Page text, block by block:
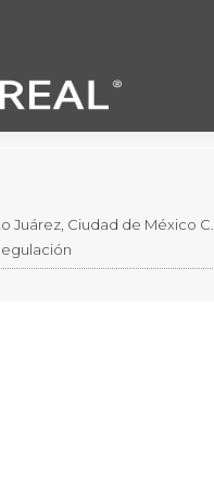
Juárez, Ciudad de México